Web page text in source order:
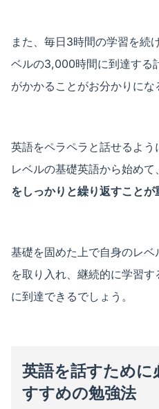
また、毎日3時間の学習を続
ベルの3,000時間に到達する
がかかることがお分かりにな
英語をペラペラと話せるよ
レベルの基礎英語から始めて、
をしっかりと繰り返すことが
基礎を固めた上で自身のレ
を取り入れ、継続的に学習
に到達できるでしょう。
英語を話すため
すすめの勉強法